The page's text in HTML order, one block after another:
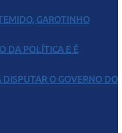
GAROTINHO
DA POLÍTICA E É
DISPUTAR O GOVERNO DO